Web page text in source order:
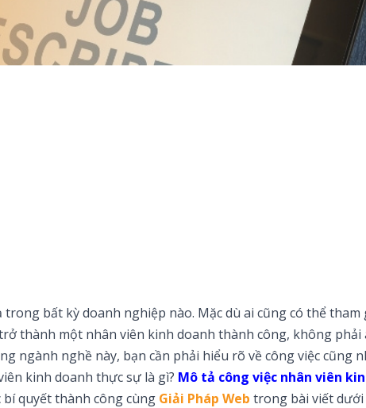
bất kỳ doanh nghiệp nào. Mặc dù ai cũng có thể tham
thành một nhân viên kinh doanh thành công, không phải
ngành nghề này, bạn cần phải hiểu rõ về công việc cũng
kinh doanh thực sự là gì? Mô tả công việc nhân viên
bí quyết thành công cùng Giải Pháp Web trong bài viết dưới